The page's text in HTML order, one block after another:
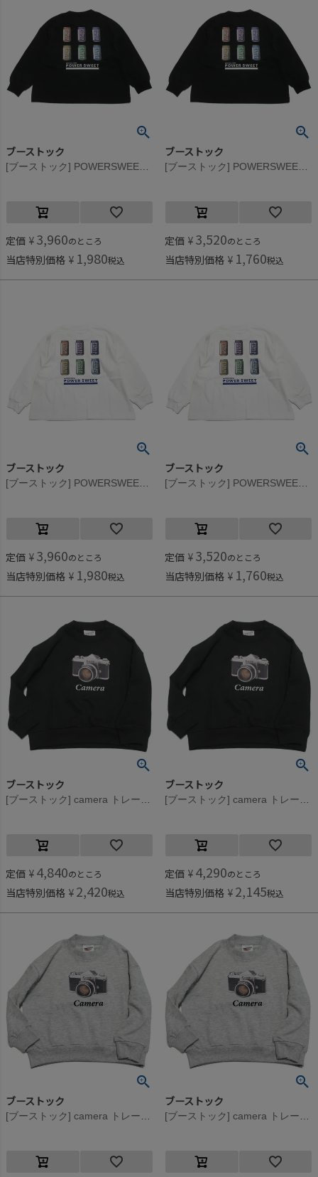
ブーストック
定価 ¥ 3,960のところ
当店特別価格 ¥ 1,980税込
ブーストック
定価 ¥ 3,520のところ
当店特別価格 ¥ 1,760税込
ブーストック
定価 ¥ 3,960のところ
当店特別価格 ¥ 1,980税込
ブーストック
定価 ¥ 3,520のところ
当店特別価格 ¥ 1,760税込
ブーストック
定価 ¥ 4,840のところ
当店特別価格 ¥ 2,420税込
ブーストック
定価 ¥ 4,290のところ
当店特別価格 ¥ 2,145税込
ブーストック ブーストック